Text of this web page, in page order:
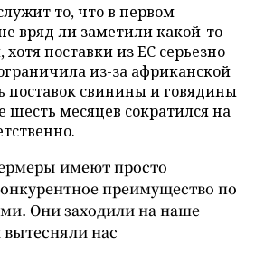
то, что в первом
вряд ли заметили какой-то
поставки из ЕС серьезно
из-за африканской
поставок свинины и говядины
шесть месяцев сократился на
имеют просто
преимущество по
Они заходили на наше
вытесняли нас